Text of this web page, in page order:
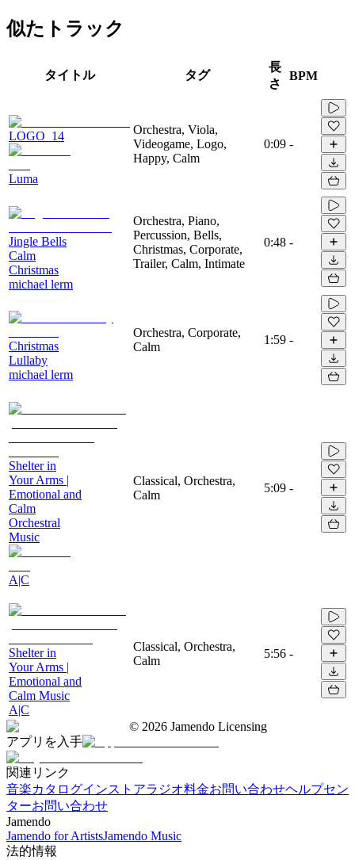
似たトラック
タイトル タグ
長
さ
BPM
LOGO_14
Luma
Orchestra, Viola,
Videogame, Logo,
Happy, Calm
0:09 -
Jingle Bells
Calm
Christmas
michael lerm
Orchestra, Piano,
Percussion, Bells,
Christmas, Corporate,
Trailer, Calm, Intimate
0:48 -
Christmas
Lullaby
michael lerm
Orchestra, Corporate,
Calm
1:59 -
Shelter in
Your Arms |
Emotional and
Calm
Orchestral
Music
A|C
Classical, Orchestra,
Calm
5:09 -
Shelter in
Your Arms |
Emotional and
Calm Music
A|C
Classical, Orchestra,
Calm
5:56 -
© 2026 Jamendo Licensing
アプリを入手
関連リンク
音楽カタログインストアラジオ料金お問い合わせヘルプセン
ターお問い合わせ
Jamendo
Jamendo for ArtistsJamendo Music
法的情報